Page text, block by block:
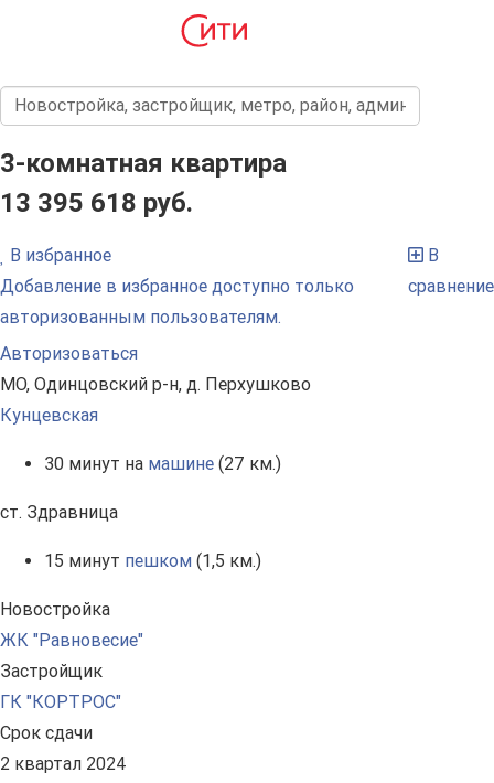
3-комнатная квартира
13 395 618 руб.
В избранное
Добавление в избранное доступно только
авторизованным пользователям.
Авторизоваться
В
сравнение
МО, Одинцовский р-н, д. Перхушково
Кунцевская
30 минут на машине (27 км.)
ст. Здравница
15 минут пешком (1,5 км.)
Новостройка
ЖК "Равновесие"
Застройщик
ГК "КОРТРОС"
Срок сдачи
2 квартал 2024